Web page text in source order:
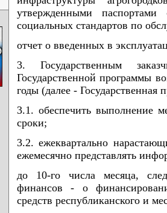
утвержденными паспортами
социальных стандартов по
отчет о введенных в
3. Государственным
Государственной программы
годы (далее -
3.1. обеспечить выполнение
сроки;
3.2. ежеквартально
ежемесячно представлять
до 10-го числа месяца,
финансов - о
средств республиканского и